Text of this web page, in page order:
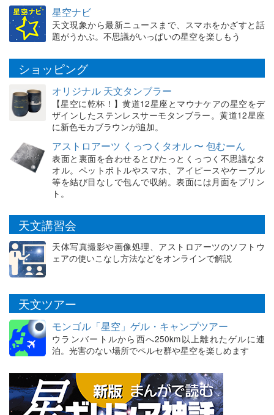
星空ナビ
天文現象から最新ニュースまで、スマホをかざすと話
題がうかぶ。不思議がいっぱいの星空を楽しもう
ショッピング
オリジナル 天文タンブラー
【星空に乾杯！】黄道12星座とマウナケアの星空をデ
ザインしたステンレスサーモタンブラー。黄道12星座
に新色モカブラウンが追加。
アストロアーツ くっつくタオル 〜 包むーん
表面と裏面を合わせるとぴたっとくっつく不思議なタ
オル。ペットボトルやスマホ、アイピースやケーブル
等を結び目なしで包んで収納。表面には月面をプリン
ト。
天文講習会
天体写真撮影や画像処理、アストロアーツのソフトウ
ェアの使いこなし方法などをオンラインで解説
天文ツアー
モンゴル「星空」ゲル・キャンプツアー
ウランバートルから西へ250km以上離れたゲルに連
泊。光害のない場所でペルセ群や星空を楽しめます